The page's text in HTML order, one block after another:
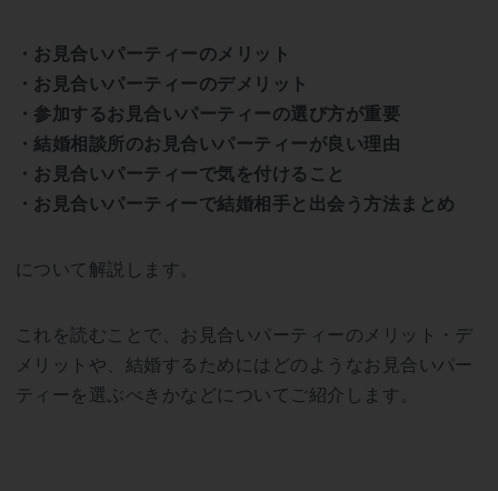
・お見合いパーティーのメリット
・お見合いパーティーのデメリット
・参加するお見合いパーティーの選び方が重要
・結婚相談所のお見合いパーティーが良い理由
・お見合いパーティーで気を付けること
・お見合いパーティーで結婚相手と出会う方法まとめ
について解説します。
これを読むことで、お見合いパーティーのメリット・デ
メリットや、結婚するためにはどのようなお見合いパー
ティーを選ぶべきかなどについてご紹介します。